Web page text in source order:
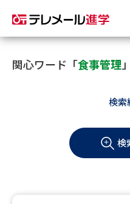
資料請求
大学・短大の資料種類から
関心ワード「食事管理
検索
検